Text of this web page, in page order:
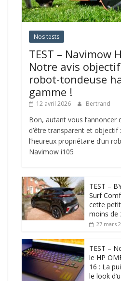
Nos tests
TEST – Navimow
Notre avis
robot-tondeuse
gamme !
12 avril 2026 Bertrand
Bon, autant vous l’annoncer
d’être transparent et objectif :
l’heureux propriétaire d’un
Navimow i105
TEST –
Surf
cette
moins de
27 mars
TEST –
le HP
16 : La
le look